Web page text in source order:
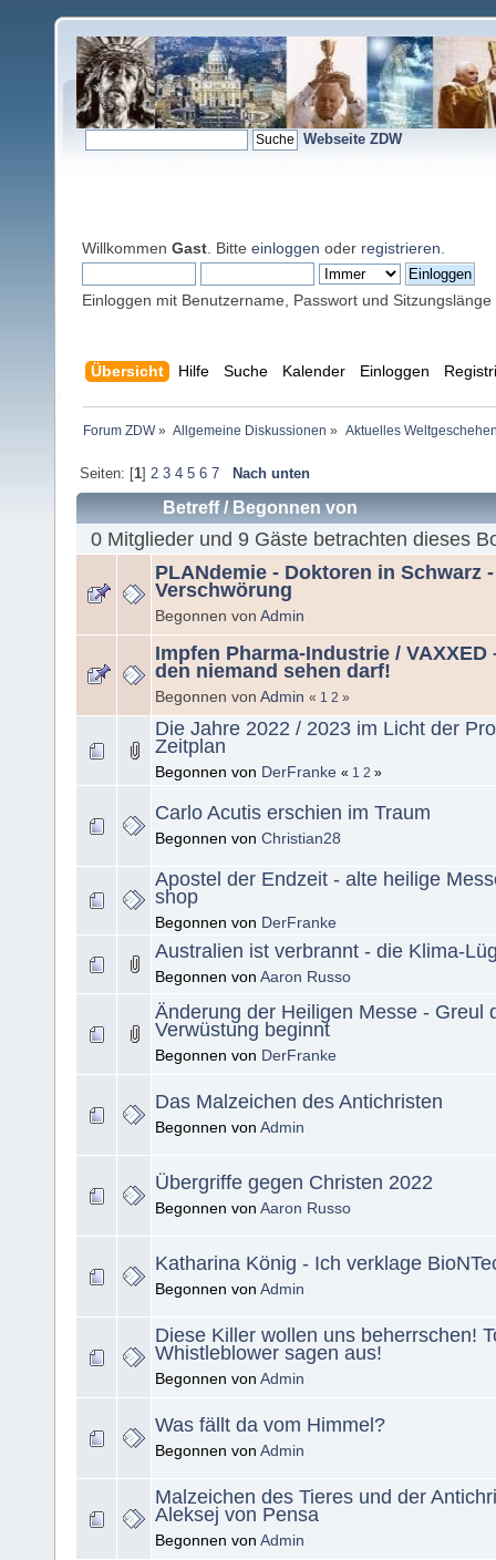
Webseite ZDW
Willkommen Gast . Bitte einloggen oder registrieren
Einloggen mit Benutzername, Passwort und Sitzungslänge
Übersicht Hilfe Suche Kalender Einloggen
Forum ZDW» Allgemeine Diskussionen » Aktuelles
Seiten: [1] 2 3 4 5 6 7 Nach unten
Betreff/ Begonnen von
0 Mitglieder und 9 Gäste betrachten dieses
PLANdemie - Doktoren in Schwarz
Verschwörung
Begonnen von Admin
Impfen Pharma-Industrie / VAXXED
den niemand sehen darf!
Begonnen von Admin « 1 2 »
Die Jahre 2022 / 2023 im Licht der
Zeitplan
Begonnen von DerFranke « 1 2 »
Carlo Acutis erschien im Traum
Begonnen von Christian28
Apostel der Endzeit - alte heilige
shop
Begonnen von DerFranke
Australien ist verbrannt - die Klima-
Begonnen von Aaron Russo
Änderung der Heiligen Messe - Greul
Verwüstung beginnt
Begonnen von DerFranke
Das Malzeichen des Antichristen
Begonnen von Admin
Übergriffe gegen Christen 2022
Begonnen von Aaron Russo
Katharina König - Ich verklage
Begonnen von Admin
Diese Killer wollen uns beherrschen!
Whistleblower sagen aus!
Begonnen von Admin
Was fällt da vom Himmel?
Begonnen von Admin
Malzeichen des Tieres und der
Aleksej von Pensa
Begonnen von Admin